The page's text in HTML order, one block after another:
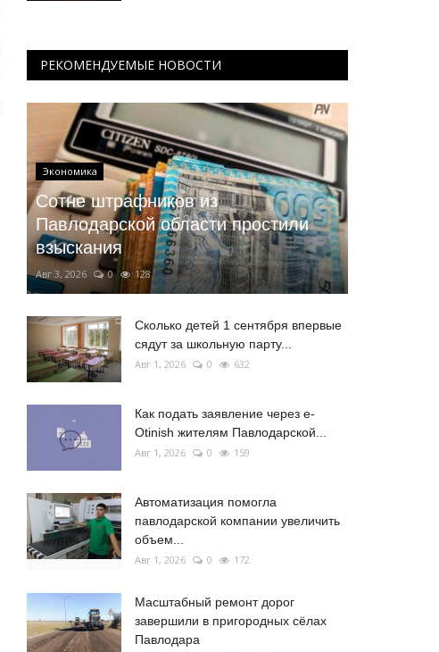
РЕКОМЕНДУЕМЫЕ НОВОСТИ
Экономика
Сотне штрафников из
Павлодарской области простили
взыскания
Авг 3, 2026 0 128
Сколько детей 1 сентября впервые
сядут за школьную парту...
Авг 1, 2026 0 632
Как подать заявление через e-
Otinish жителям Павлодарской...
Авг 1, 2026 0 159
Автоматизация помогла
павлодарской компании увеличить
объем...
Авг 1, 2026 0 172
Масштабный ремонт дорог
завершили в пригородных сёлах
Павлодара